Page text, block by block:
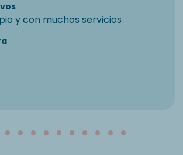
y con muchos servicios